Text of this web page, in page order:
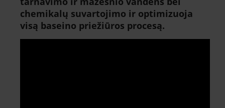
chemikalų suvartojimo ir optimizuoja
visą baseino priežiūros procesą.